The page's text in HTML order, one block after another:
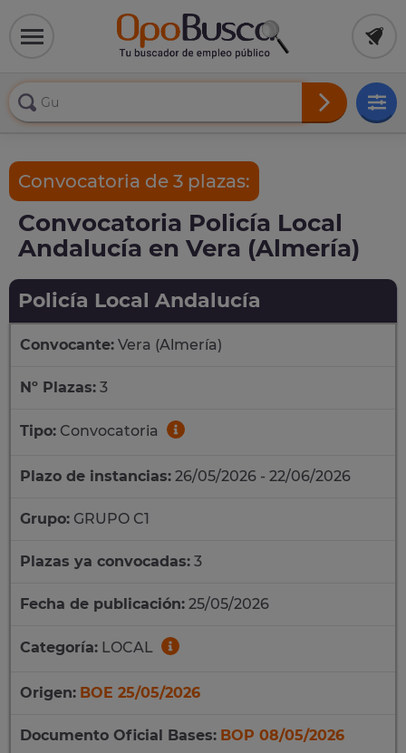
Convocatoria de 3 plazas:
Convocatoria Policía Local
Andalucía en Vera (Almería)
Policía Local Andalucía
Convocante: Vera (Almería)
Nº Plazas: 3
Tipo: Convocatoria
Plazo de instancias: 26/05/2026 - 22/06/2026
Grupo: GRUPO C1
Plazas ya convocadas: 3
Fecha de publicación: 25/05/2026
Categoría: LOCAL
Origen: BOE 25/05/2026
Documento Oficial Bases: BOP 08/05/2026